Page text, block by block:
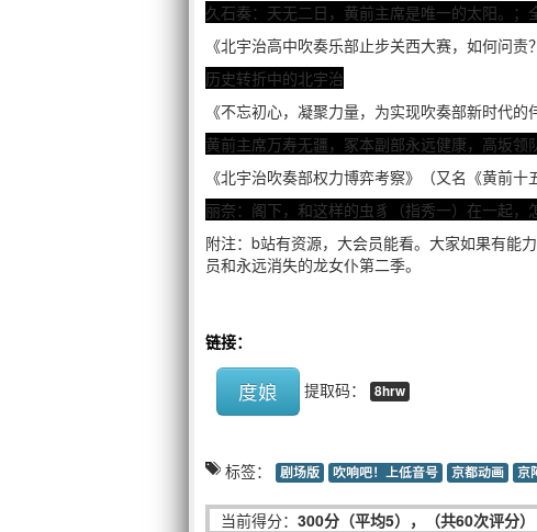
久石奏：天无二日，黄前主席是唯一的太阳。；
《北宇治高中吹奏乐部止步关西大赛，如何问责
历史转折中的北宇治
《不忘初心，凝聚力量，为实现吹奏部新时代的
黄前主席万寿无疆，冢本副部永远健康，高坂领
《北宇治吹奏部权力博弈考察》（又名《黄前十
丽奈：阁下，和这样的虫豸（指秀一）在一起，
附注：b站有资源，大会员能看。大家如果有能
员和永远消失的龙女仆第二季。
链接：
度娘 提取码： 8hrw
标签： 剧场版 吹响吧！上低音号 京都动画 京
当前得分： 300分（平均5），（共60次评分）